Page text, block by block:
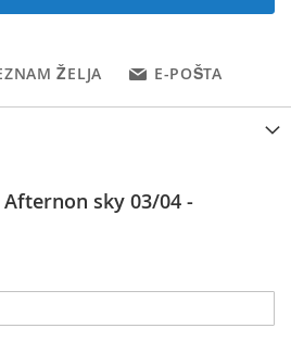
ŽELJA E-POŠTA
sky 03/04 -